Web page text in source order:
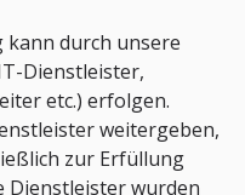
durch unsere
Dienstleister,
etc.) erfolgen.
weitergeben,
zur Erfüllung
Dienstleister wurden